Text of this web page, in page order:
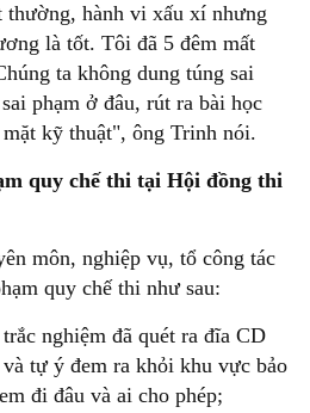
hành vi xấu xí nhưng
là tốt. Tôi đã 5 đêm mất
ta không dung túng sai
phạm ở đâu, rút ra bài học
kỹ thuật", ông Trinh nói.
quy chế thi tại Hội đồng thi
môn, nghiệp vụ, tổ công tác
quy chế thi như sau:
nghiệm đã quét ra đĩa CD
tự ý đem ra khỏi khu vực bảo
đi đâu và ai cho phép;